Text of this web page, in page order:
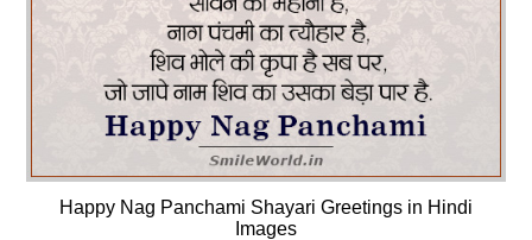
Happy Nag Panchami Shayari Greetings in Hindi
Images